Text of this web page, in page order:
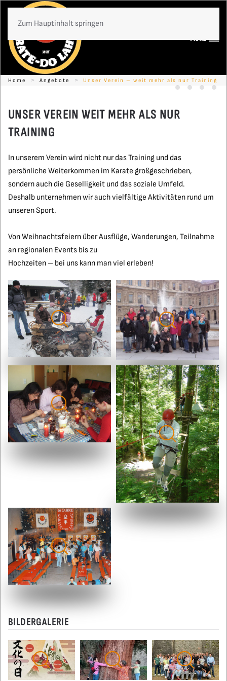
Zum Hauptinhalt springen
Menü
Timo Gißler
Ein
Home Angebote Unser Verein – weit mehr als nur Training
UNSER VEREIN WEIT MEHR ALS NUR
TRAINING
In unserem Verein wird nicht nur das Training und das
persönliche Weiterkommen im Karate großgeschrieben,
sondern auch die Geselligkeit und das soziale Umfeld.
Deshalb unternehmen wir auch vielfältige Aktivitäten rund um
unseren Sport.
Von Weihnachtsfeiern über Ausflüge, Wanderungen, Teilnahme
an regionalen Events bis zu
Hochzeiten – bei uns kann man viel erleben!
BILDERGALERIE